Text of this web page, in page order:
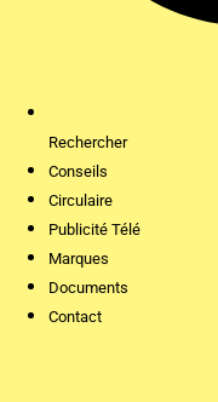
Rechercher
Conseils
Circulaire
Publicité Télé
Marques
Documents
Contact